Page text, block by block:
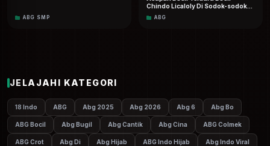
ABG SMP
Chindo Licaloly Di Sodok-sodok
Sampai Mentok Merintih Kesakitan
Minta Berhenti Viral Dood HD 4K
ABG
JELAJAHI KATEGORI
18 Indo ABG Abg 2025 Abg 2026 Abg 6 Abg Bo
ABG Bocil Abg Bugil Abg Cantik Abg Cina ABG Colmek
ABG Crot Abg Di Abg Hijab ABG Indo Hijab Abg Indo Viral